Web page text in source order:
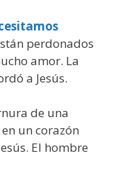
perdonados
amor. La
a Jesús.
de una
un corazón
El hombre